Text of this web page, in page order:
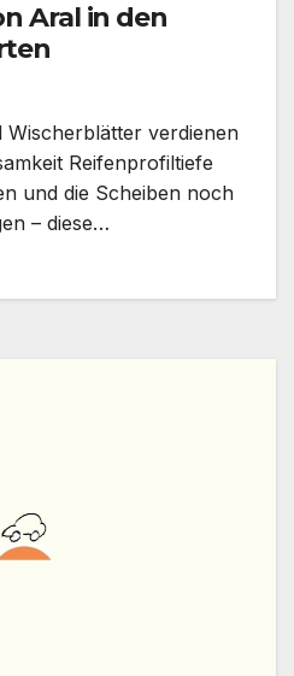
Aral in den
Wischerblätter verdienen
Reifenprofiltiefe
und die Scheiben noch
– diese…